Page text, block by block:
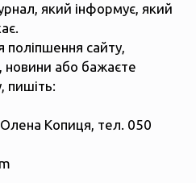
який інформує, який
поліпшення сайту,
новини або бажаєте
пишіть:
Копиця, тел. 050